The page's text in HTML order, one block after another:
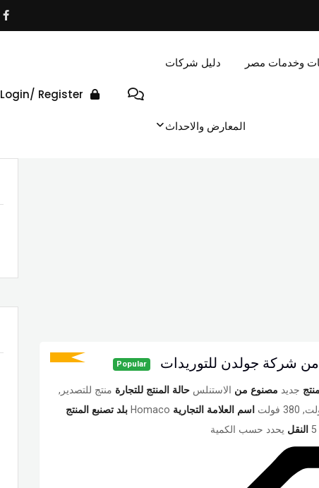
Login/ Register
وخدمات مصر دليل شركات
المعارض والاحداث
من شركة جولدن للتوريدات Popular
جديد مصنوع من الاستنلس حالة المنتج للتجارة منتج للتصدير,
اسم العلامة التجارية Homaco بلد تصنبع المنتج
5 النقل يحدد حسب الكمية